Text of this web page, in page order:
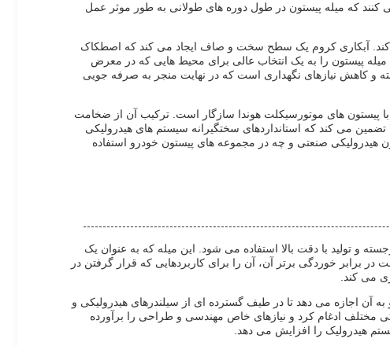
که میله پیستون در طول دوره های طولانی به طور موثر عمل
کند. آبکاری کروم یک سطح سخت و صاف ایجاد می کند که اصطکاک
پیستون را به یک انتخاب عالی برای محیط هایی که در معرض
و کاهش نیازهای نگهداری است که در نهایت منجر به صرفه جویی
پیستون های موتورسیکلت هوندا سازگار است. ترکیب آن از ضخامت
و ساز با دقت بالا تضمین می کند که استانداردهای سختگیرانه سیستم های هیدرولیکی
هیدرولیکی صنعتی و چه در مجموعه های پیستون خودرو استفاده
تولید با دقت بالا استفاده می شود. این میله که به عنوان یک
خوردگی برتر آن، آن را برای کاربردهایی که قرار گرفتن در
می کند.
است، با طول هایی که معمولاً از 100 میلی متر تا 1000 میلی متر متغیر است و به آن اجازه می دهد تا در طیف گسترده ای از سیلندرهای هیدرولیکی و
مختلف ادغام کرد و نیازهای خاص مهندسی و طراحی را برآورده
هیدرولیک را افزایش می دهد.